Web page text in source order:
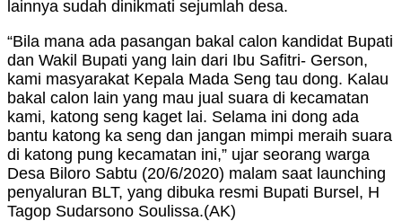
lainnya sudah dinikmati sejumlah desa.
“Bila mana ada pasangan bakal calon kandidat Bupati
dan Wakil Bupati yang lain dari Ibu Safitri- Gerson,
kami masyarakat Kepala Mada Seng tau dong. Kalau
bakal calon lain yang mau jual suara di kecamatan
kami, katong seng kaget lai. Selama ini dong ada
bantu katong ka seng dan jangan mimpi meraih suara
di katong pung kecamatan ini,” ujar seorang warga
Desa Biloro Sabtu (20/6/2020) malam saat launching
penyaluran BLT, yang dibuka resmi Bupati Bursel, H
Tagop Sudarsono Soulissa.(AK)